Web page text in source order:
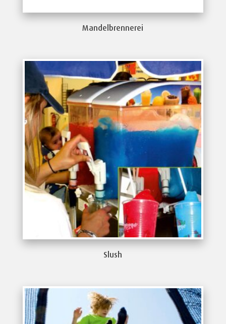
Mandelbrennerei
Slush